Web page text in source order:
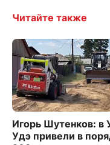
Читайте также
Игорь Шутенков: в
Удэ привели в